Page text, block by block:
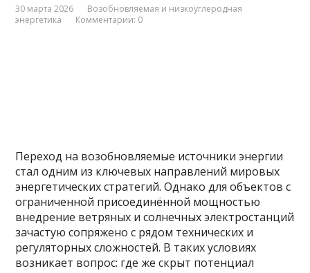
30 марта 2026
Возобновляемая и низкоуглеродная
энергетика
Комментарии: 0
Переход на возобновляемые источники энергии
стал одним из ключевых направлений мировых
энергетических стратегий. Однако для объектов с
ограниченной присоединённой мощностью
внедрение ветряных и солнечных электростанций
зачастую сопряжено с рядом технических и
регуляторных сложностей. В таких условиях
возникает вопрос: где же скрыт потенциал